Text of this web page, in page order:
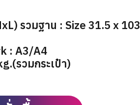
รวมฐาน : Size 31.5 x 103
: A3/A4
รวมกระเป๋า)